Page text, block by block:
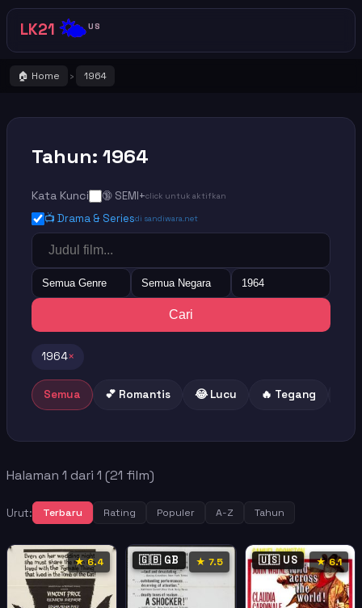
LK21 🌤️US
🏠 Home › 1964
Tahun: 1964
Kata Kunci 🔞 SEMI+click untuk aktifkan
📺 Drama & Seriesdi sandiwara.net
Semua Genre Semua Negara 1964
Cari
1964×
Semua 💕 Romantis 😂 Lucu 🔥 Tegang
Halaman 1 dari 1 (21 film)
Urut: Terbaru Rating Populer A-Z Tahun
★ 6.4 🇬🇧 GB ★ 7.5 🇺🇸 US ★ 6.1